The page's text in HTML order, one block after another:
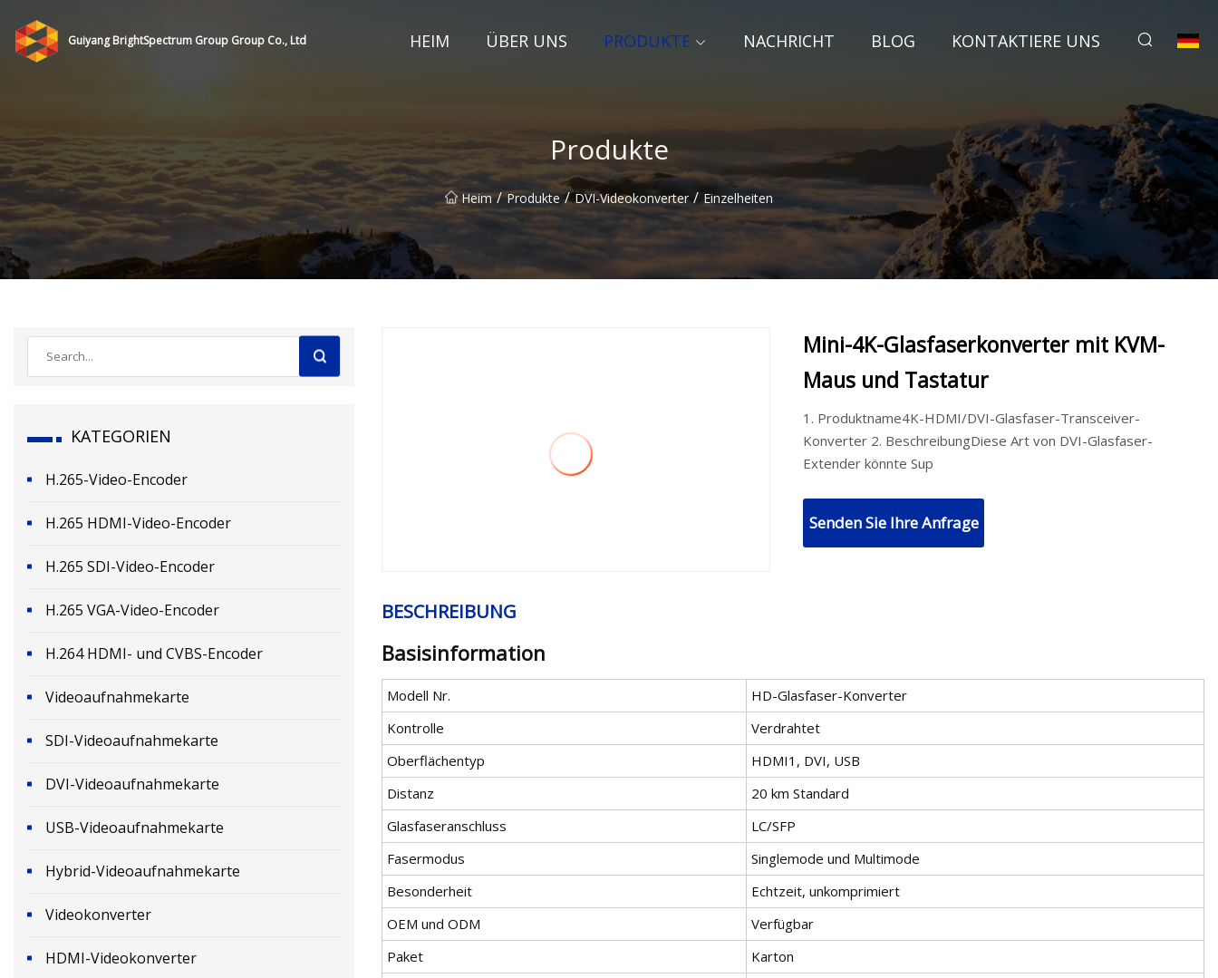
Guiyang BrightSpectrum Group Group Co., Ltd HEIM ÜBER UNS PRODUKTE NACHRICHT BLOG KONTAKTIERE UNS
Produkte
Heim / Produkte / DVI-Videokonverter / Einzelheiten
KATEGORIEN
H.265-Video-Encoder
H.265 HDMI-Video-Encoder
H.265 SDI-Video-Encoder
H.265 VGA-Video-Encoder
H.264 HDMI- und CVBS-Encoder
Videoaufnahmekarte
SDI-Videoaufnahmekarte
DVI-Videoaufnahmekarte
USB-Videoaufnahmekarte
Hybrid-Videoaufnahmekarte
Videokonverter
HDMI-Videokonverter
Mini-4K-Glasfaserkonverter mit KVM-
Maus und Tastatur
1. Produktname4K-HDMI/DVI-Glasfaser-Transceiver-
Konverter 2. BeschreibungDiese Art von DVI-Glasfaser-
Extender könnte Sup
Senden Sie Ihre Anfrage
BESCHREIBUNG
Basisinformation
Modell Nr.
HD-Glasfaser-Konverter
Kontrolle
Verdrahtet
Oberflächentyp
HDMI1, DVI, USB
Distanz
20 km Standard
Glasfaseranschluss
LC/SFP
Fasermodus
Singlemode und Multimode
Besonderheit
Echtzeit, unkomprimiert
OEM und ODM
Verfügbar
Paket
Karton